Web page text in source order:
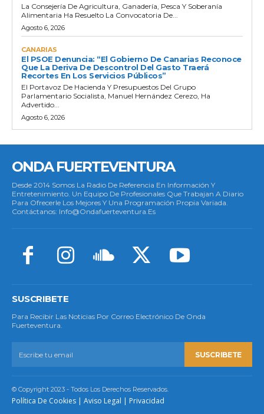
La Consejería De Agricultura, Ganadería, Pesca Y Soberanía
Alimentaria Ha Resuelto La Convocatoria De...
Agosto 6, 2026
CANARIAS
El PSOE Denuncia: “El Gobierno De Canarias Reconoce
Que La Deriva De Descontrol Del Gasto Traerá
Recortes En Los Servicios Públicos”
El Portavoz De Hacienda Y Presupuestos Del Grupo
Parlamentario Socialista, Manuel Hernández Cerezo, Ha
Advertido...
Agosto 6, 2026
ONDA FUERTEVENTURA
Desde 2014 Somos La Radio De Referencia En Información Y
Entretenimiento. Un Equipo De Profesionales Que Trabajan A Diario
Para Ofrecerle Los Mejores Y Una Programación Propia Variada.
Contáctanos: Info@ondafuerteventura.es
SUSCRIBETE
Para Recibir Las Noticias Por Correo Electrónico De Onda
Fuerteventura.
SUSCRIBETE
© Copyright 2023 - Todos Los Derechos Reservados.
Política De Cookies | Aviso Legal | Privacidad